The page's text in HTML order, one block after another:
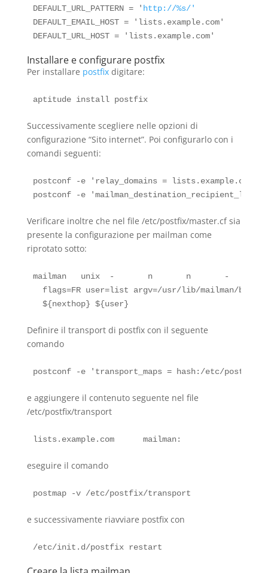
DEFAULT_URL_PATTERN = ' http://%s/'
DEFAULT_EMAIL_HOST = 'lists.example.com'
Installare e configurare postfix
Per installare postfixdigitare:
aptitude install postfix
Successivamente scegliere nelle opzioni di
configurazione “Sito internet”. Poi configurarlo con i
comandi seguenti:
postconf -e 'relay_domains = lists.example.com'
Verificare inoltre che nel file /etc/postfix/master.cf sia
presente la configurazione per mailman come
riprotato sotto:
mailman   unix  -       n       n       -
flags=FR user=list argv=/usr/lib/mailman/bin/
Definire il transport di postfix con il seguente
comando
e aggiungere il contenuto seguente nel file
/etc/postfix/transport
eseguire il comando
e successivamente riavviare postfix con